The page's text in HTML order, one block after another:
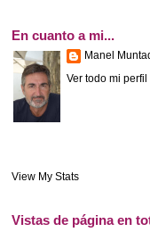
En cuanto a mi...
Manel
Ver todo mi perfil
View My Stats
Vistas de página en